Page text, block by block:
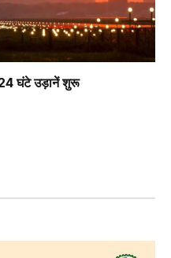
24 घंटे उड़ानें शुरू